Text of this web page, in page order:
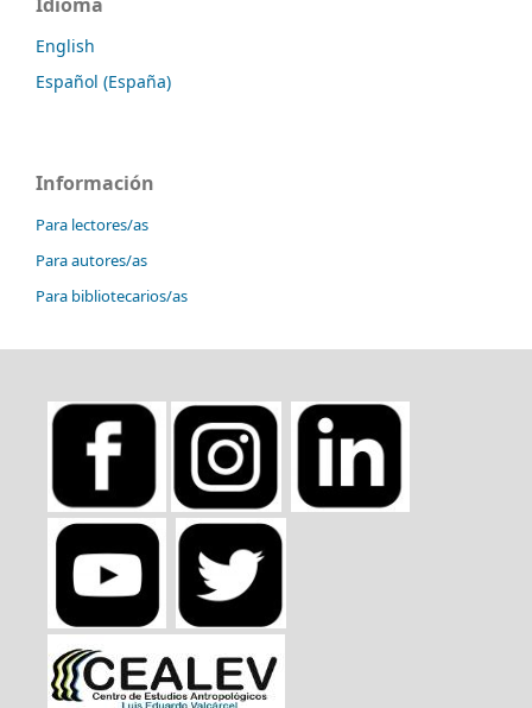
English
Español (España)
Información
Para lectores/as
Para autores/as
Para bibliotecarios/as